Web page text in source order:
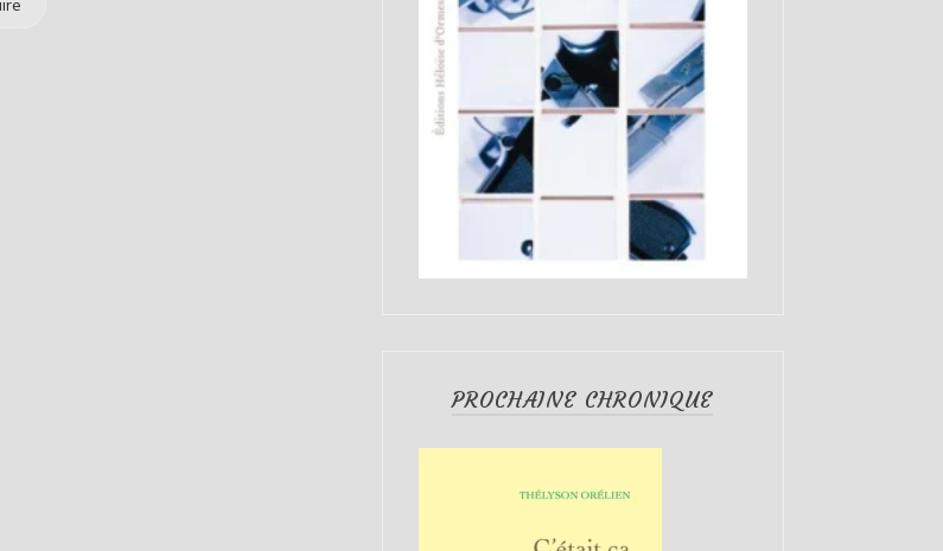
PROCHAINE CHRONIQUE